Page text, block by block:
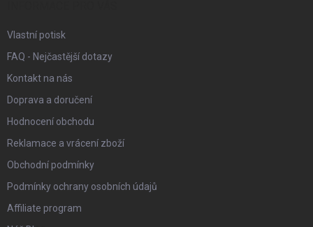
Vlastní potisk
FAQ - Nejčastější dotazy
Kontakt na nás
Doprava a doručení
Hodnocení obchodu
Reklamace a vrácení zboží
Obchodní podmínky
Podmínky ochrany osobních údajů
Affiliate program